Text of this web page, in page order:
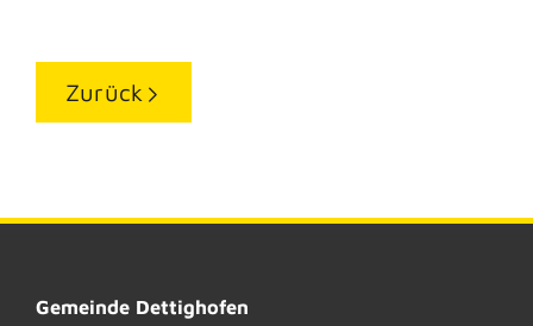
Zurück
Gemeinde Dettighofen